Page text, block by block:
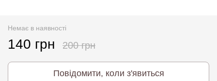
Немає в наявності
140 грн 200 грн
Повідомити, коли з'явиться